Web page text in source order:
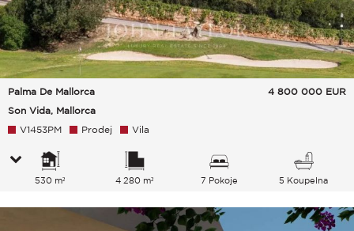
Palma De Mallorca
Son Vida, Mallorca
4 800 000 EUR
V1453PM Prodej Vila
530 m² 4 280 m² 7 Pokoje 5 Koupelna